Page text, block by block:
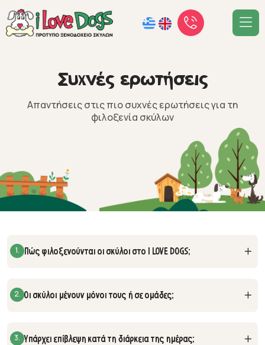
Συχνές ερωτήσεις
Απαντήσεις στις πιο συχνές ερωτήσεις για τη
φιλοξενία σκύλων
1. Πώς φιλοξενούνται οι σκύλοι στο I LOVE DOGS;
2. Οι σκύλοι μένουν μόνοι τους ή σε ομάδες;
3. Υπάρχει επίβλεψη κατά τη διάρκεια της ημέρας;